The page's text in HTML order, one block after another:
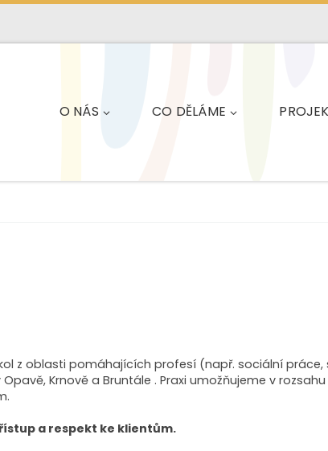
O NÁS CO DĚLÁME
z oblasti pomáhajících profesí (např. sociální
Krnově a Bruntále . Praxi umožňujeme v
a respekt ke klientům.